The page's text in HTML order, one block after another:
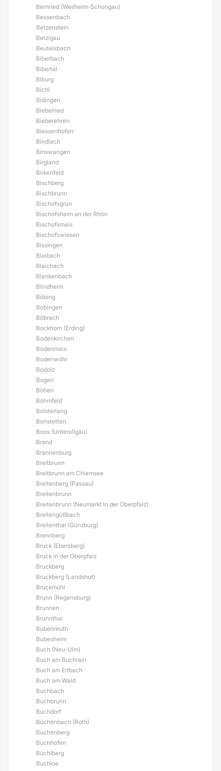
Bernried (Weilheim-Schongau)
Bessenbach
Betzenstein
Betzigau
Beutelsbach
Biberbach
Bibertal
Biburg
Bichl
Bidingen
Biebelried
Bieberehren
Biessenhofen
Bindlach
Binswangen
Birgland
Birkenfeld
Bischberg
Bischbrunn
Bischofsgrün
Bischofsheim an der Rhön
Bischofsmais
Bischofswiesen
Bissingen
Blaibach
Blaichach
Blankenbach
Blindheim
Böbing
Bobingen
Böbrach
Bockhorn (Erding)
Bodenkirchen
Bodenmais
Bodenwöhr
Bodolz
Bogen
Böhen
Böhmfeld
Bolsterlang
Bonstetten
Boos (Unterallgäu)
Brand
Brannenburg
Breitbrunn
Breitbrunn am Chiemsee
Breitenberg (Passau)
Breitenbrunn
Breitenbrunn (Neumarkt in der Oberpfalz)
Breitengüßbach
Breitenthal (Günzburg)
Brennberg
Bruck (Ebersberg)
Bruck in der Oberpfalz
Bruckberg
Bruckberg (Landshut)
Bruckmühl
Brunn (Regensburg)
Brunnen
Brunnthal
Bubenreuth
Bubesheim
Buch (Neu-Ulm)
Buch am Buchrain
Buch am Erlbach
Buch am Wald
Buchbach
Buchbrunn
Buchdorf
Büchenbach (Roth)
Buchenberg
Buchhofen
Büchlberg
Buchloe